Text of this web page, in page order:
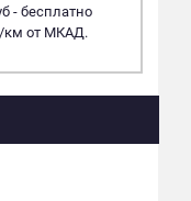
- бесплатно
км от МКАД.